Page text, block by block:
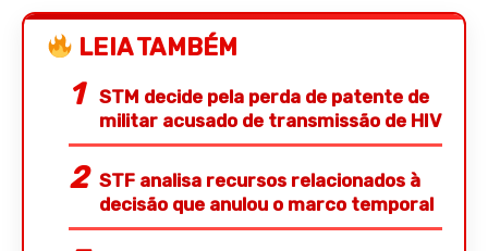
LEIA TAMBÉM
STM decide pela perda de patente de
militar acusado de transmissão de HIV
STF analisa recursos relacionados à
decisão que anulou o marco temporal